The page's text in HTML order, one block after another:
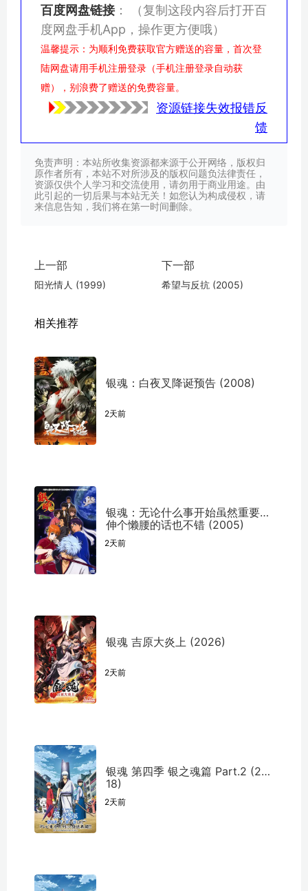
百度网盘链接：
（复制这段内容后打开百
度网盘手机App，操作更方便哦）
温馨提示：为顺利免费获取官方赠送的容量，首次登
陆网盘请用手机注册登录（手机注册登录自动获
赠），别浪费了赠送的免费容量。
资源链接失效报错反
馈
免责声明：本站所收集资源都来源于公开网络，版权归
原作者所有，本站不对所涉及的版权问题负法律责任，
资源仅供个人学习和交流使用，请勿用于商业用途。由
此引起的一切后果与本站无关！如您认为构成侵权，请
来信息告知，我们将在第一时间删除。
上一部
阳光情人 (1999)
下一部
希望与反抗 (2005)
相关推荐
银魂：白夜叉降诞预告 (2008)
2天前
银魂：无论什么事开始虽然重要但
伸个懒腰的话也不错 (2005)
2天前
银魂 吉原大炎上 (2026)
2天前
银魂 第四季 银之魂篇 Part.2 (20
18)
2天前